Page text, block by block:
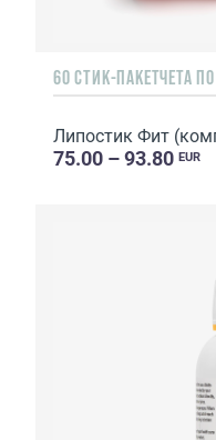
60 СТИК-ПАКЕТЧЕТА
Липостик Фит
75.00 – 93.80 EUR